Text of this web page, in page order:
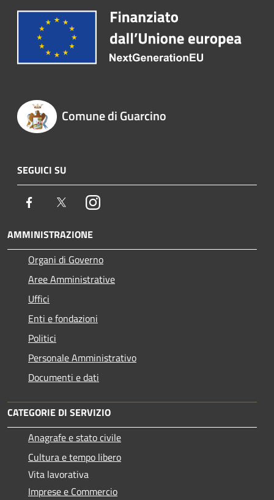
Comune di Guarcino
SEGUICI SU
Facebook TwitterInstagram
AMMINISTRAZIONE
Organi di Governo
Aree Amministrative
Uffici
Enti e fondazioni
Politici
Personale Amministrativo
Documenti e dati
CATEGORIE DI SERVIZIO
Anagrafe e stato civile
Cultura e tempo libero
Vita lavorativa
Imprese e Commercio